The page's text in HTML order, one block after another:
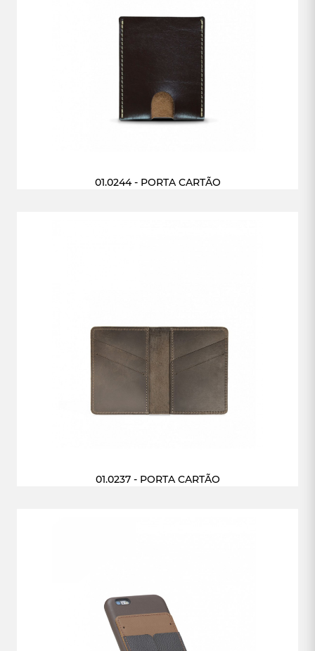
01.0244 - PORTA CARTÃO
01.0237 - PORTA CARTÃO